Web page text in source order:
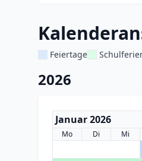
Feiertage
2026
Januar 2026
Mo Di Mi